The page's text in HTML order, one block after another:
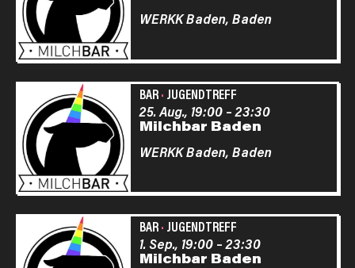
WERKK Baden, Baden
BAR· JUGENDTREFF
Milchbar Baden
25. Aug., 19:00–23:30
WERKK Baden, Baden
BAR· JUGENDTREFF
Milchbar Baden
1. Sep., 19:00–23:30